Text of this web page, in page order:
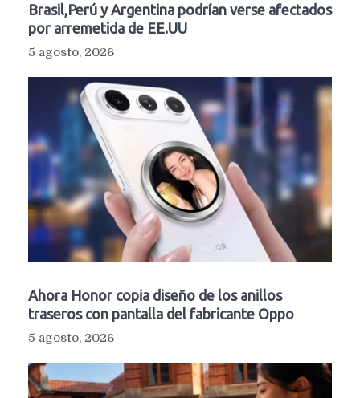
Brasil,Perú y Argentina podrían verse afectados
por arremetida de EE.UU
5 agosto, 2026
Ahora Honor copia diseño de los anillos
traseros con pantalla del fabricante Oppo
5 agosto, 2026